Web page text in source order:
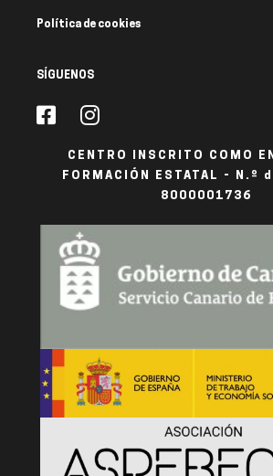
Política de cookies
SÍGUENOS
CENTRO INSCRITO COMO
FORMACIÓN ESTATAL -
8000001736